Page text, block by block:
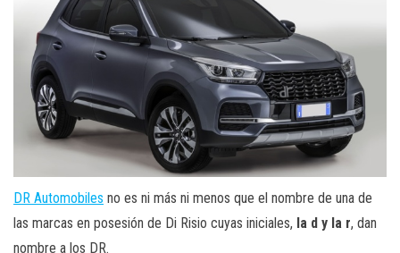
DR Automobiles no es ni más ni menos que el nombre de una de
las marcas en posesión de Di Risio cuyas iniciales, la d y la r, dan
nombre a los DR.